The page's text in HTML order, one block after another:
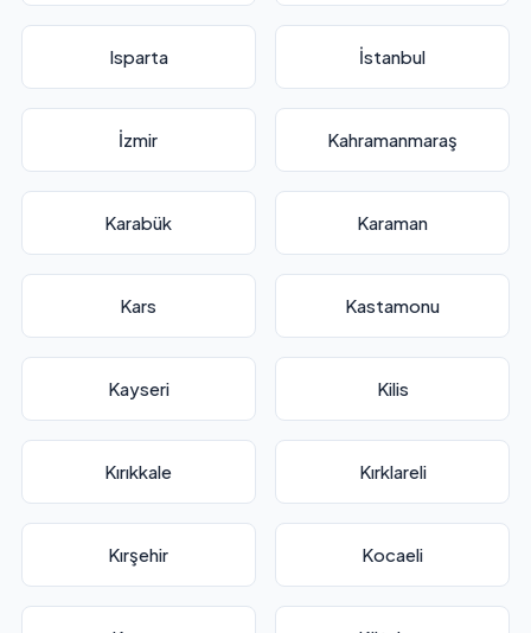
Isparta İstanbul
İzmir Kahramanmaraş
Karabük Karaman
Kars Kastamonu
Kayseri Kilis
Kırıkkale Kırklareli
Kırşehir Kocaeli